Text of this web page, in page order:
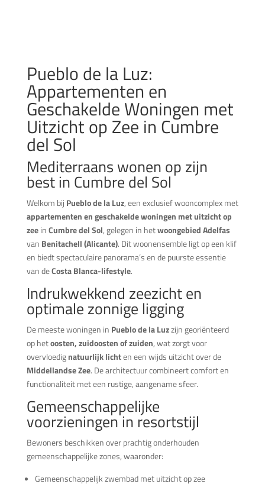
Pueblo de la Luz:
Appartementen en
Geschakelde Woningen met
Uitzicht op Zee in Cumbre
del Sol
Mediterraans wonen op zijn
best in Cumbre del Sol
Welkom bij Pueblo de la Luz, een exclusief wooncomplex met
appartementen en geschakelde woningen met uitzicht op
zeeinCumbre del Sol, gelegen in hetwoongebied Adelfas
van Benitachell (Alicante). Dit woonensemble ligt op een klif
en biedt spectaculaire panorama’s en de puurste essentie
van deCosta Blanca-lifestyle.
Indrukwekkend zeezicht en
optimale zonnige ligging
De meeste woningen in Pueblo de la Luzzijn georiënteerd
op hetoosten, zuidoosten of zuiden, wat zorgt voor
overvloedignatuurlijk lichten een wijds uitzicht over de
Middellandse Zee. De architectuur combineert comfort en
functionaliteit met een rustige, aangename sfeer.
Gemeenschappelijke
voorzieningen in resortstijl
Bewoners beschikken over prachtig onderhouden
gemeenschappelijke zones, waaronder:
Gemeenschappelijk zwembad met uitzicht op zee